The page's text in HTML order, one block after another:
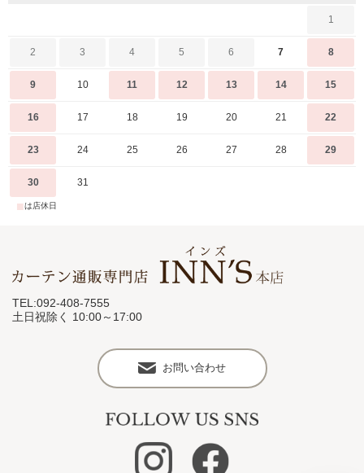
1
2 3 4 5 6 7 8
9 10 11 12 13 14 15
16 17 18 19 20 21 22
23 24 25 26 27 28 29
30 31
■は店休日
TEL:092-408-7555
土日祝除く 10:00～17:00
お問い合わせ